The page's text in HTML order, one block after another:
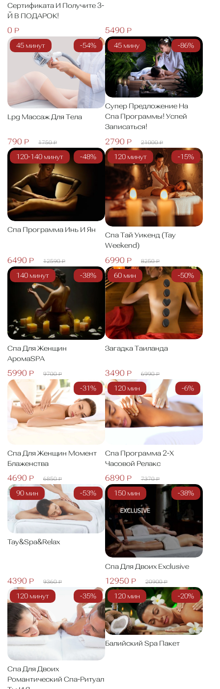
Сертификата И Получите 3-
Й В ПОДАРОК!
0 Р 5490 Р
45 минут -54%
Lpg Массаж Для Тела
790 Р 1750 Р
45 мину -86%
Супер Предложение На
Спа Программы! Успей
Записаться!
2790 Р 21000 Р
120-140 минут -48%
Спа Программа Инь И Ян
6490 Р 12590 Р
120 минут -15%
Спа Тай Уикенд (Tay
Weekend)
6990 Р 8250 Р
140 минут -38%
Спа Для Женщин
АромаSPA
5990 Р 9700 Р
60 мин -50%
Загадка Таиланда
3490 Р 6990 Р
-31%
Спа Для Женщин Момент
Блаженства
4690 Р 6850 Р
120 мин -6%
Спа Программа 2-Х
Часовой Релакс
6890 Р 7370 Р
90 мин -53%
Tay&Spa&Relax
4390 Р 9360 Р
150 мин -38%
Спа Для Двоих Exclusive
12950 Р 20900 Р
120 минут -35%
Спа Для Двоих
Романтический Спа-Ритуал
120 мин -20%
Балийский Spa Пакет